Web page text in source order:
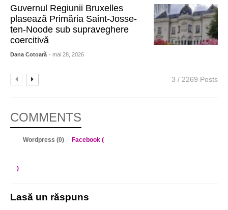
Guvernul Regiunii Bruxelles
plasează Primăria Saint-Josse-
ten-Noode sub supraveghere
coercitivă
Dana Cotoară - mai 28, 2026
3 / 2269 Posts
COMMENTS
Wordpress (0) Facebook (
)
Lasă un răspuns